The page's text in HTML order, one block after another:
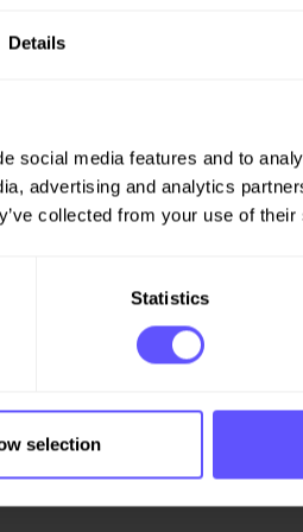
Details
social media features and to
advertising and analytics
collected from your use of
Statistics
selection
i
å